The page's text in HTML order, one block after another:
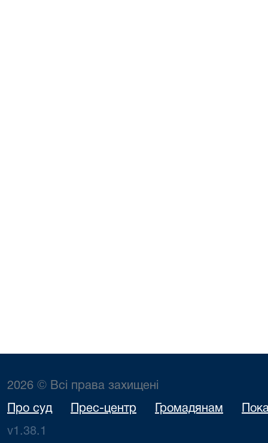
2026 © Всі права захищені
Про суд Прес-центр Громадянам
v1.38.1